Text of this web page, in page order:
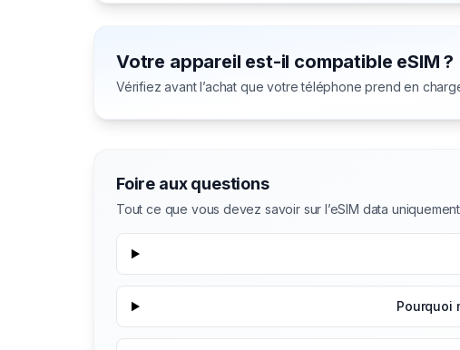
Votre appareil est-il compatible eSIM ?
Vérifiez avant l’achat que votre téléphone prend en
Foire aux questions
Tout ce que vous devez savoir sur l’eSIM data
Pourquoi